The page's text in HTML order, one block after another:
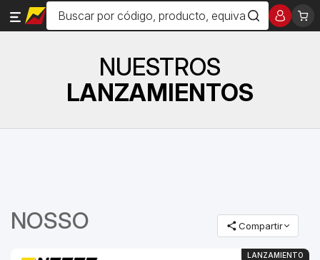
NUESTROS
LANZAMIENTOS
NOSSO Compartir
LANZAMIENTO